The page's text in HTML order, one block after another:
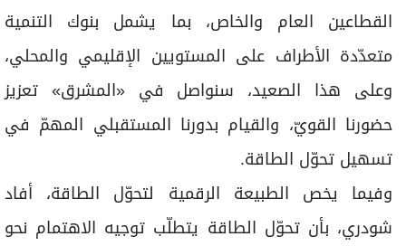
القطاعين العام والخاص، بما يشمل بنوك التنمية
متعدّدة الأطراف على المستويين الإقليمي والمحلي،
وعلى هذا الصعيد، سنواصل في «المشرق» تعزيز
حضورنا القويّ، والقيام بدورنا المستقبلي المهمّ في
تسهيل تحوّل الطاقة.
وفيما يخص الطبيعة الرقمية لتحوّل الطاقة، أفاد
شودري، بأن تحوّل الطاقة يتطلّب توجيه الاهتمام نحو